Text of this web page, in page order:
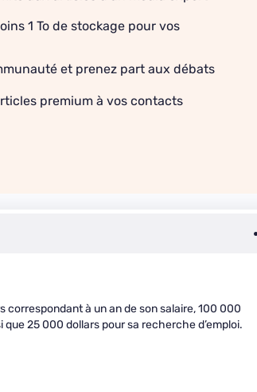
1 To de stockage pour vos
et prenez part aux débats
premium à vos contacts
à un an de son salaire, 100 000
25 000 dollars pour sa recherche d’emploi.